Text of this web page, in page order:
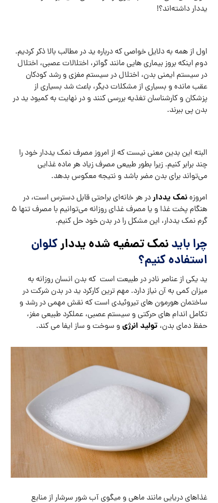
یددار داشته‌اند؟!
اول از همه به دلایل خواصی که درباره ید در مطالب بالا ذکر کردیم.
دوم اینکه بروز بیماری هایی مانند گواتر، اختلالات عصبی، اختلال
در سیستم ایمنی بدن، اختلال در سیستم مغزی و رشد کودکان
عقب مانده و بسیاری از مشکلات دیگر، باعث شد بسیاری از
پزشکان و کارشناسان تغذیه بررسی کنند و در نهایت به کمبود ید در
بدن پی ببرند.
البته این بدین معنی نیست که از امروز مصرف نمک یددار خود را
چند برابر کنیم. زیرا بطور طبیعی مصرف زیاد هر ماده غذایی
می‌تواند برای بدن مضر باشد و نتیجه معکوس بدهد.
امروزهنمک یدداردر هر خانه‌ای براحتی قابل دسترس است، در
هنگام پخت غذا و یا مصرف غذای روزانه می‌توانیم با مصرف تنها 5
گرم نمک یددار، این مشکل را در بدن خود حل کنیم.
چرا بایدنمک تصفیه شده یددارکلوان
استفاده کنیم؟
ید یکی از عناصر نادر در طبیعت است که بدن انسان روزانه به
میزان کمی به آن نیاز دارد. مهم ترین کارکرد ید در بدن شرکت در
ساختمان هورمون های تیروئیدی است که نقش مهمی در رشد و
تکامل اندام های حرکتی و سیستم عصبی، عملکرد طبیعی مغز،
حفظ دمای بدن،تولید انرژی و سوخت و ساز ایفا می کند.
غذاهای دریایی مانند ماهی و میگوی آب شور سرشار از منابع